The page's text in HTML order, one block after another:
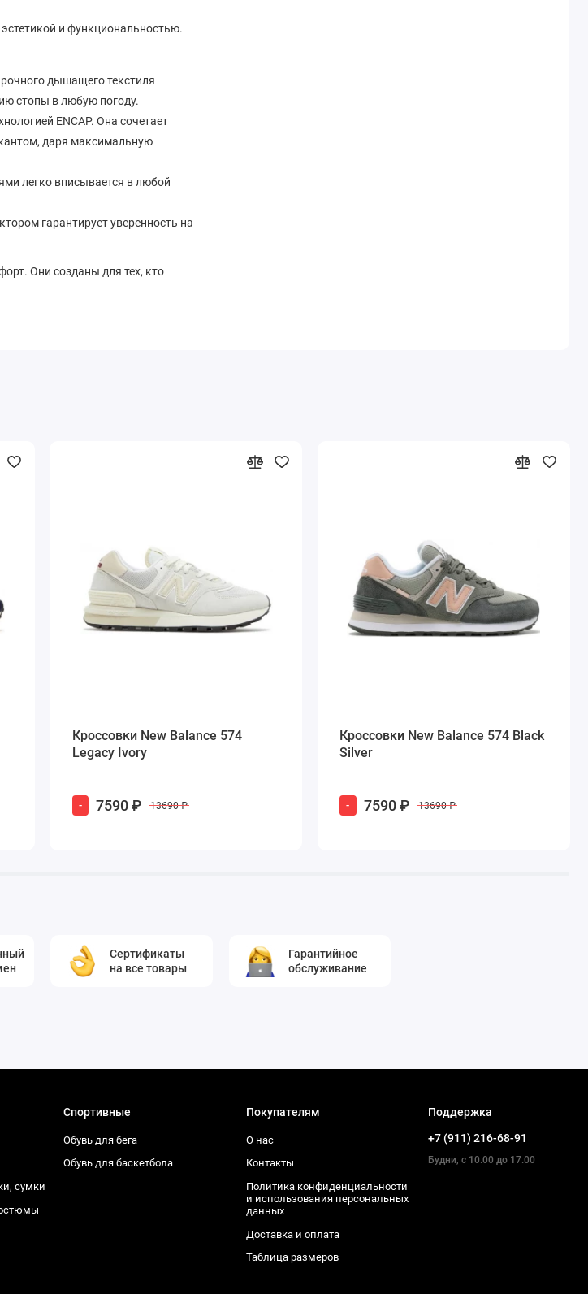
и функциональностью.
дышащего текстиля
стопы в любую погоду.
ENCAP. Она сочетает
даря максимальную
легко вписывается в любой
гарантирует уверенность на
Они созданы для тех, кто
удобству.
Кроссовки New Balance 574
Legacy Ivory
- 7590 ₽ 13690 ₽
Кроссовки New Balance 574 Black
Silver
- 7590 ₽ 13690 ₽
Сертификаты
на все товары
Гарантийное
обслуживание
сумки
Спортивные
Обувь для бега
Обувь для баскетбола
Покупателям
О нас
Контакты
Политика конфиденциальности
и использования персональных
данных
Доставка и оплата
Таблица размеров
Поддержка
+7 (911) 216-68-91
Будни, с 10.00 до 17.00